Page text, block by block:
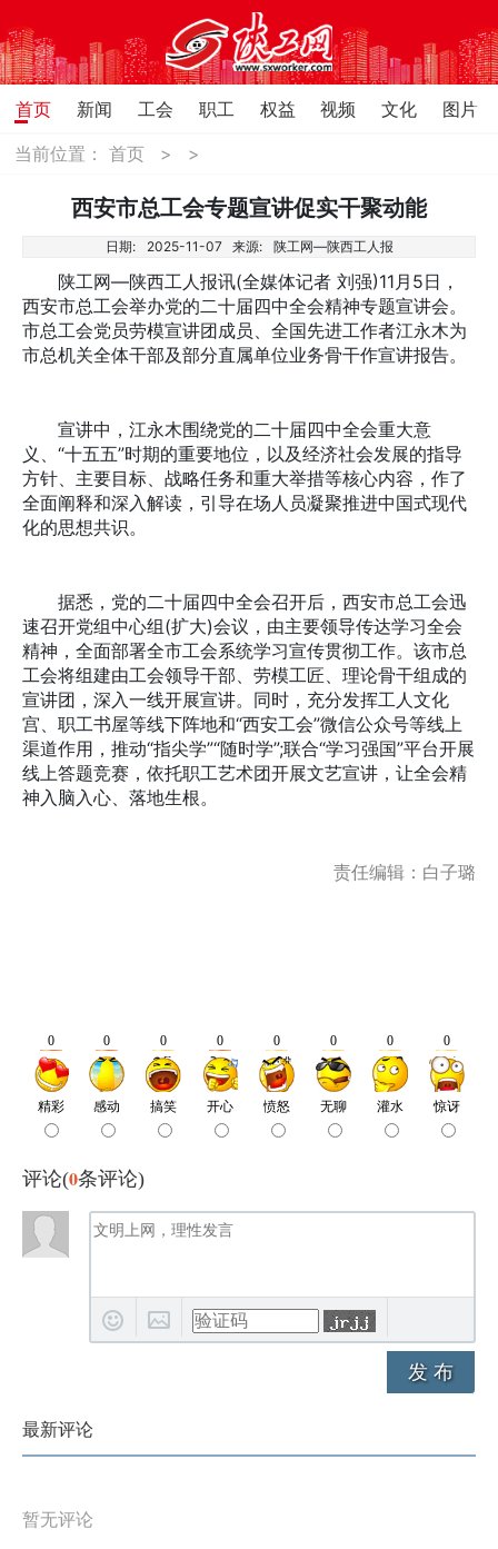
首页 新闻 工会 职工 权益 视频 文化
图片
当前位置：首页 > >
西安市总工会专题宣讲促实干聚动能
日期: 2025-11-07 来源: 陕工网—陕西工人报
陕工网—陕西工人报讯(全媒体记者 刘强)11月5日，
西安市总工会举办党的二十届四中全会精神专题宣讲会。
市总工会党员劳模宣讲团成员、全国先进工作者江永木为
市总机关全体干部及部分直属单位业务骨干作宣讲报告。
宣讲中，江永木围绕党的二十届四中全会重大意
义、“十五五”时期的重要地位，以及经济社会发展的指导
方针、主要目标、战略任务和重大举措等核心内容，作了
全面阐释和深入解读，引导在场人员凝聚推进中国式现代
化的思想共识。
据悉，党的二十届四中全会召开后，西安市总工会迅
速召开党组中心组(扩大)会议，由主要领导传达学习全会
精神，全面部署全市工会系统学习宣传贯彻工作。该市总
工会将组建由工会领导干部、劳模工匠、理论骨干组成的
宣讲团，深入一线开展宣讲。同时，充分发挥工人文化
宫、职工书屋等线下阵地和“西安工会”微信公众号等线上
渠道作用，推动“指尖学”“随时学”;联合“学习强国”平台开展
线上答题竞赛，依托职工艺术团开展文艺宣讲，让全会精
神入脑入心、落地生根。
责任编辑：白子璐
评论(0条评论)
发 布
最新评论
暂无评论